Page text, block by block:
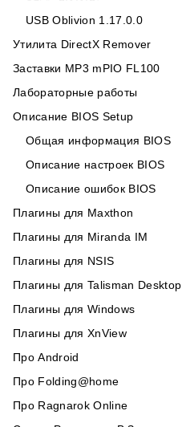
USB Oblivion 1.17.0.0
Утилита DirectX Remover
Заставки MP3 mPIO FL100
Лабораторные работы
Описание BIOS Setup
Общая информация BIOS
Описание настроек BIOS
Описание ошибок BIOS
Плагины для Maxthon
Плагины для Miranda IM
Плагины для NSIS
Плагины для Talisman Desktop
Плагины для Windows
Плагины для XnView
Про Android
Про Folding@home
Про Ragnarok Online